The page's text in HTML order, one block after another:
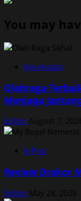
You may
Kesehatan
Olahraga
Menjaga
Editor August 7,
K-Pop
Review Drakor
Editor May 28, 2026